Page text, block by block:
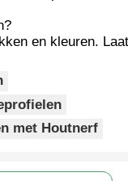
en kleuren.
met Houtnerf